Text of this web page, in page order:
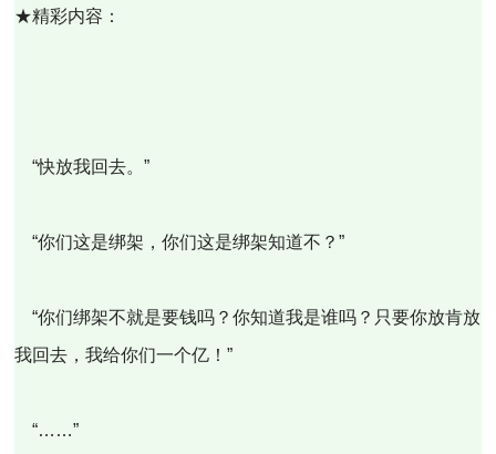
★精彩内容：
“快放我回去。”
“你们这是绑架，你们这是绑架知道不？”
“你们绑架不就是要钱吗？你知道我是谁吗？只要你放肯放
我回去，我给你们一个亿！”
“……”